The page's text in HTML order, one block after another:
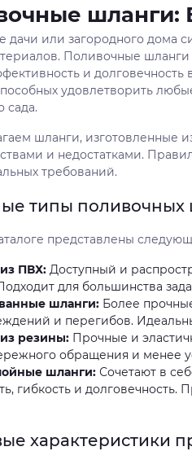
шланги:
или загородного дома
Поливочные шланги
и
удовлетворить
сада.
шланги, изготовленные
и недостатками.
требований.
типы поливочных
представлены
ПВХ: Доступный и
для большинства
шланги: Более
и перегибов.
резины: Прочные и
обращения и менее
шланги: Сочетают в
гибкость и
характеристики